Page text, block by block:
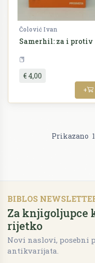
Čolović Ivan
Samerhil: za i protiv
€ 4,00
+
Prikazano 1
BIBLOS
Za knjigoljupce
rijetko
Novi naslovi, posebni
antikvarijata.